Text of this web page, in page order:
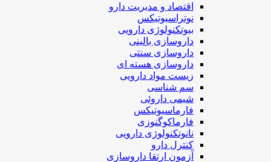
اقتصاد و مديريت دارو
نوتراسیوتیکس
بيوتكنولوژی دارویی
داروسازی بالينی
داروسازی سنتی
داروسازی هسته ای
زیست مواد دارویی
سم شناسی
شيمی داروئی
فارماسيوتيكس
فارماكوگنوزی
نانوتکنولوژی دارویی
كنترل دارو
آزمون ارتقا داروسازی